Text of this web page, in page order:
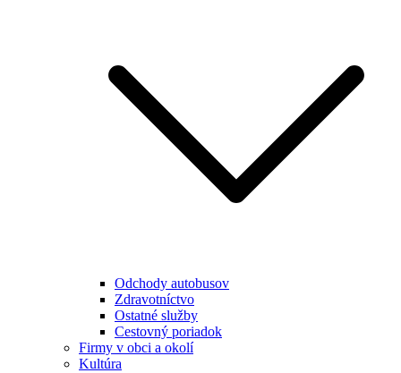
Odchody autobusov
Zdravotníctvo
Ostatné služby
Cestovný poriadok
Firmy v obci a okolí
Kultúra